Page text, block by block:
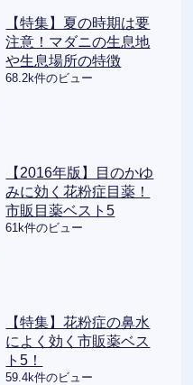
【特集】夏の時期は要
注意！マダニの生息地
や生息場所の特徴
68.2k件のビュー
【2016年版】目のかゆ
みに効く花粉症目薬！
市販目薬ベスト5
61k件のビュー
【特集】花粉症の鼻水
によく効く市販薬ベス
ト5！
59.4k件のビュー